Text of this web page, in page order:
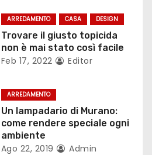
ARREDAMENTO CASA DESIGN
Trovare il giusto topicida
non è mai stato così facile
Feb 17, 2022 Editor
ARREDAMENTO
Un lampadario di Murano:
come rendere speciale ogni
ambiente
Ago 22, 2019 Admin